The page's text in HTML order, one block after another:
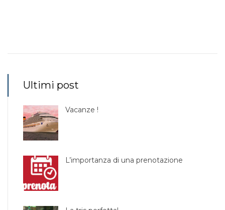
Ultimi post
Vacanze !
L’importanza di una prenotazione